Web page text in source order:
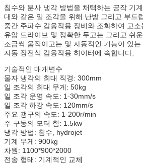
침수와 분사 냉각 방법을 채택하는 공작 기
대와 같은 일 조각을 위해 난방 그리고 부드
중간 주파수 감응작용 장비와 조화하여 고
유압 드라이브 및 정확한 두고는 그리고 쉬
조금씩 움직이고는 및 자동적인 기능이 있
자동 장전식 감응작용 히이터에 속합니다,
기술적인 매개변수
물자 냉각의 최대 직경: 300mm
일 조각의 최대 무게: 50kg
일 조각 운영 속도: 1-30mm/s
일 조각 하강 속도: 120mm/s
주요 갱구의 속도: 1-200r/min
주 구동의 모터 힘: 1.5kw
냉각 방법: 침수, hydrojet
기계 무게: 900kg
차원: 1100*900*2000
전송 형태: 기계적인 교체